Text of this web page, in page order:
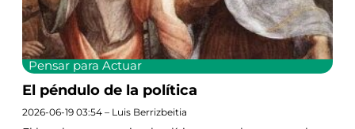
Pensar para Actuar
El péndulo de la política
2026-06-19 03:54 – Luis Berrizbeitia